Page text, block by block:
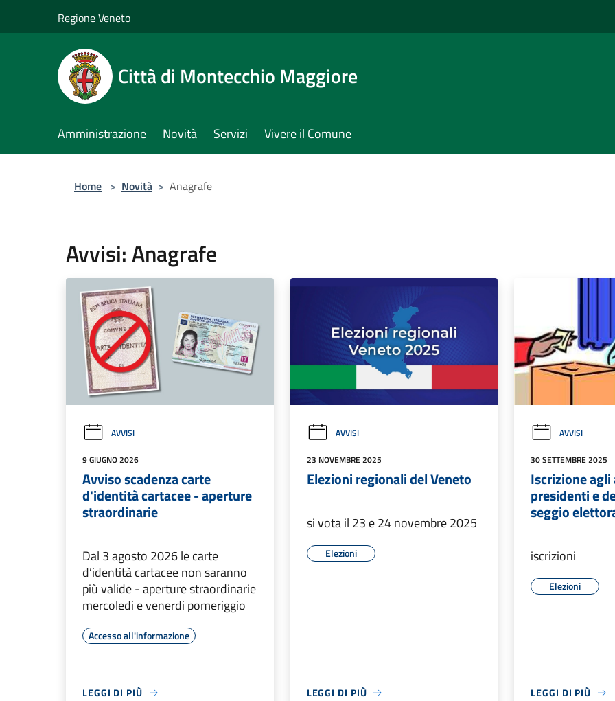
Regione Veneto
Città di Montecchio Maggiore
Amministrazione Novità Servizi Vivere il Comune
Home > Novità > Anagrafe
Avvisi: Anagrafe
AVVISI
9 GIUGNO 2026
Avviso scadenza carte
d'identità cartacee - aperture
straordinarie
Dal 3 agosto 2026 le carte
d’identità cartacee non saranno
più valide - aperture straordinarie
mercoledi e venerdi pomeriggio
Accesso all'informazione
LEGGI DI PIÙ
AVVISI
23 NOVEMBRE 2025
Elezioni regionali del Veneto
si vota il 23 e 24 novembre 2025
Elezioni
LEGGI DI PIÙ
AVVISI
30 SETTEMBRE 2025
Iscrizione
presidenti e
seggio
iscrizioni
Elezioni
LEGGI DI PIÙ